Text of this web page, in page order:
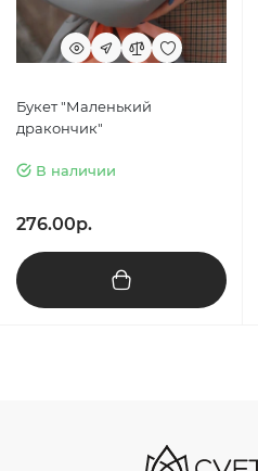
Букет "Маленький
дракончик"
В наличии
276.00р.